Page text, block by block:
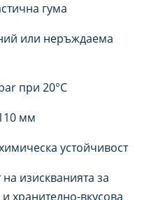
гума
или неръждаема
при 20°C
мм
устойчивост
изискванията за
хранително-вкусова